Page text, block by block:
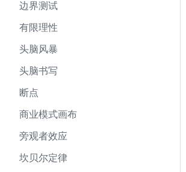
边界测试
有限理性
头脑风暴
头脑书写
断点
商业模式画布
旁观者效应
坎贝尔定律